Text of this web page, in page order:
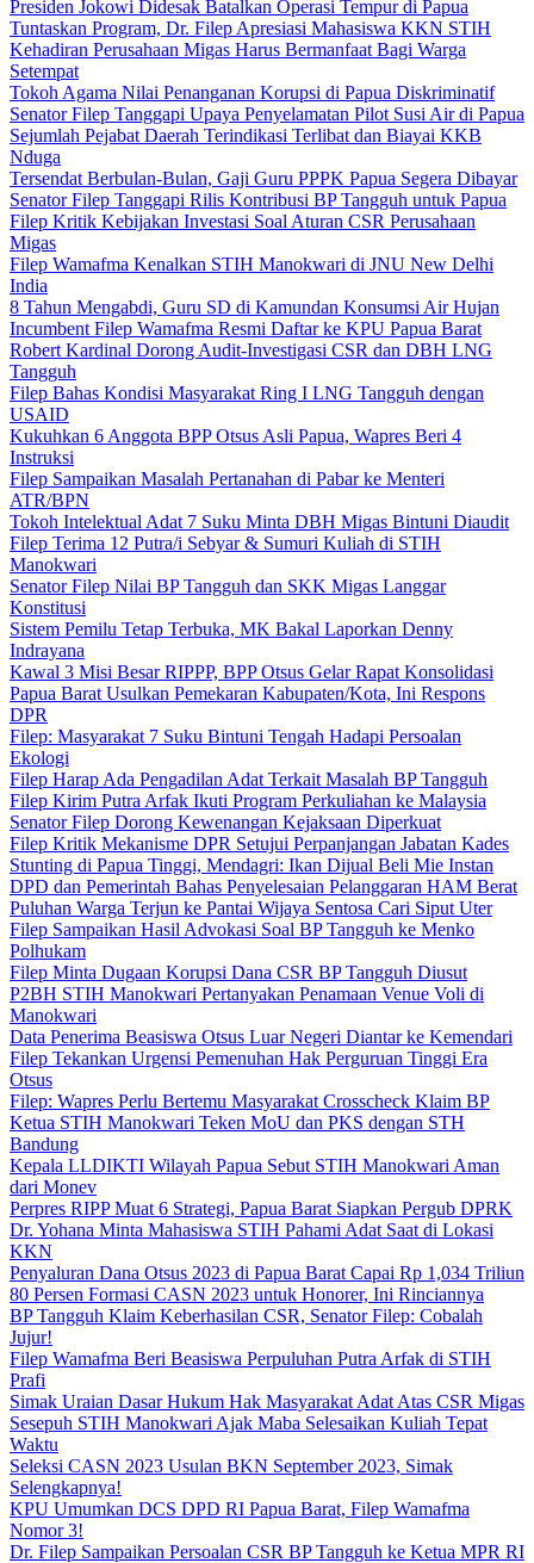
Presiden Jokowi Didesak Batalkan Operasi Tempur di Papua
Tuntaskan Program, Dr. Filep Apresiasi Mahasiswa KKN STIH
Kehadiran Perusahaan Migas Harus Bermanfaat Bagi Warga
Setempat
Tokoh Agama Nilai Penanganan Korupsi di Papua Diskriminatif
Senator Filep Tanggapi Upaya Penyelamatan Pilot Susi Air di Papua
Sejumlah Pejabat Daerah Terindikasi Terlibat dan Biayai KKB
Nduga
Tersendat Berbulan-Bulan, Gaji Guru PPPK Papua Segera Dibayar
Senator Filep Tanggapi Rilis Kontribusi BP Tangguh untuk Papua
Filep Kritik Kebijakan Investasi Soal Aturan CSR Perusahaan
Migas
Filep Wamafma Kenalkan STIH Manokwari di JNU New Delhi
India
8 Tahun Mengabdi, Guru SD di Kamundan Konsumsi Air Hujan
Incumbent Filep Wamafma Resmi Daftar ke KPU Papua Barat
Robert Kardinal Dorong Audit-Investigasi CSR dan DBH LNG
Tangguh
Filep Bahas Kondisi Masyarakat Ring I LNG Tangguh dengan
USAID
Kukuhkan 6 Anggota BPP Otsus Asli Papua, Wapres Beri 4
Instruksi
Filep Sampaikan Masalah Pertanahan di Pabar ke Menteri
ATR/BPN
Tokoh Intelektual Adat 7 Suku Minta DBH Migas Bintuni Diaudit
Filep Terima 12 Putra/i Sebyar & Sumuri Kuliah di STIH
Manokwari
Senator Filep Nilai BP Tangguh dan SKK Migas Langgar
Konstitusi
Sistem Pemilu Tetap Terbuka, MK Bakal Laporkan Denny
Indrayana
Kawal 3 Misi Besar RIPPP, BPP Otsus Gelar Rapat Konsolidasi
Papua Barat Usulkan Pemekaran Kabupaten/Kota, Ini Respons
DPR
Filep: Masyarakat 7 Suku Bintuni Tengah Hadapi Persoalan
Ekologi
Filep Harap Ada Pengadilan Adat Terkait Masalah BP Tangguh
Filep Kirim Putra Arfak Ikuti Program Perkuliahan ke Malaysia
Senator Filep Dorong Kewenangan Kejaksaan Diperkuat
Filep Kritik Mekanisme DPR Setujui Perpanjangan Jabatan Kades
Stunting di Papua Tinggi, Mendagri: Ikan Dijual Beli Mie Instan
DPD dan Pemerintah Bahas Penyelesaian Pelanggaran HAM Berat
Puluhan Warga Terjun ke Pantai Wijaya Sentosa Cari Siput Uter
Filep Sampaikan Hasil Advokasi Soal BP Tangguh ke Menko
Polhukam
Filep Minta Dugaan Korupsi Dana CSR BP Tangguh Diusut
P2BH STIH Manokwari Pertanyakan Penamaan Venue Voli di
Manokwari
Data Penerima Beasiswa Otsus Luar Negeri Diantar ke Kemendari
Filep Tekankan Urgensi Pemenuhan Hak Perguruan Tinggi Era
Otsus
Filep: Wapres Perlu Bertemu Masyarakat Crosscheck Klaim BP
Ketua STIH Manokwari Teken MoU dan PKS dengan STH
Bandung
Kepala LLDIKTI Wilayah Papua Sebut STIH Manokwari Aman
dari Monev
Perpres RIPP Muat 6 Strategi, Papua Barat Siapkan Pergub DPRK
Dr. Yohana Minta Mahasiswa STIH Pahami Adat Saat di Lokasi
KKN
Penyaluran Dana Otsus 2023 di Papua Barat Capai Rp 1,034 Triliun
80 Persen Formasi CASN 2023 untuk Honorer, Ini Rinciannya
BP Tangguh Klaim Keberhasilan CSR, Senator Filep: Cobalah
Jujur!
Filep Wamafma Beri Beasiswa Perpuluhan Putra Arfak di STIH
Prafi
Simak Uraian Dasar Hukum Hak Masyarakat Adat Atas CSR Migas
Sesepuh STIH Manokwari Ajak Maba Selesaikan Kuliah Tepat
Waktu
Seleksi CASN 2023 Usulan BKN September 2023, Simak
Selengkapnya!
KPU Umumkan DCS DPD RI Papua Barat, Filep Wamafma
Nomor 3!
Dr. Filep Sampaikan Persoalan CSR BP Tangguh ke Ketua MPR RI